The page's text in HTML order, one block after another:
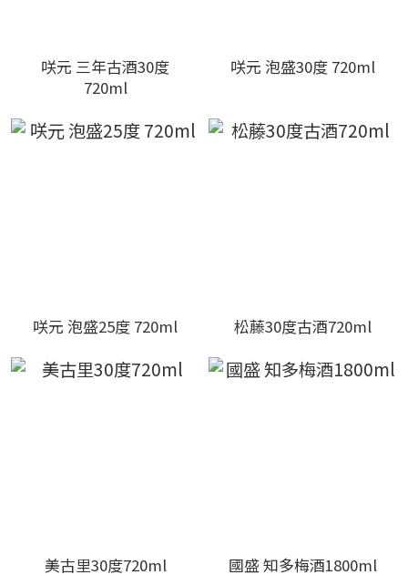
咲元 三年古酒30度
720ml
咲元 泡盛30度 720ml
咲元 泡盛25度 720ml 松藤30度古酒720ml
美古里30度720ml 國盛 知多梅酒1800ml